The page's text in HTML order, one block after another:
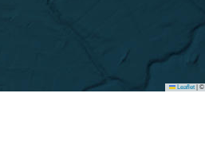
Leaflet ©